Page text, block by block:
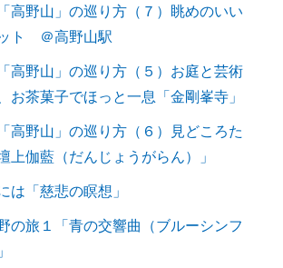
した（２）
ーシング。「砂浴」でデトックス
した（１）
を整える「天才バイオリニスト
さん」～聞くだけで身体が整えられ
イレ（尿と便を分ければ臭わな
高野山」の巡り方（７）眺めのいい
ト ＠高野山駅
高野山」の巡り方（５）お庭と芸術
お茶菓子でほっと一息「金剛峯寺」
高野山」の巡り方（６）見どころた
上伽藍（だんじょうがらん）」
は「慈悲の瞑想」
の旅１「青の交響曲（ブルーシンフ